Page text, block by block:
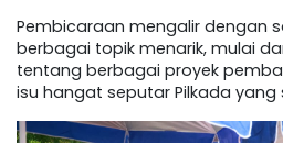
Pembicaraan mengalir dengan
berbagai topik menarik, mulai
tentang berbagai proyek
isu hangat seputar Pilkada yang